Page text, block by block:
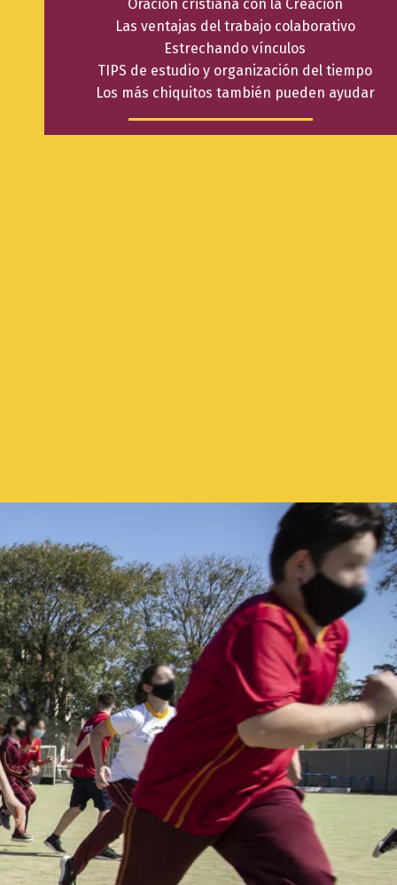
Oración cristiana con la Creación
Las ventajas del trabajo colaborativo
Estrechando vínculos
TIPS de estudio y organización del tiempo
Los más chiquitos también pueden ayudar